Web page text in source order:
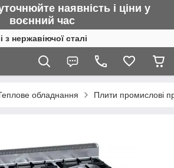
наявність і ціни у
воєнний час
нержавіючої сталі
обладнання Плити промислові